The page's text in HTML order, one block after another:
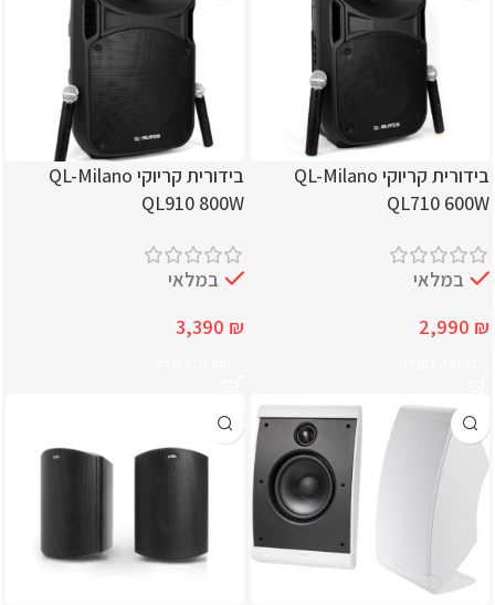
בידורית קריוקי QL-Milano
QL710 600W
במלאי
2,990 ₪
בידורית קריוקי QL-Milano
QL910 800W
במלאי
3,390 ₪